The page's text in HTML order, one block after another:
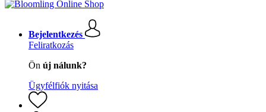
Bejelentkezés
Feliratkozás
Ön új nálunk?
Ügyfélfiók nyitása